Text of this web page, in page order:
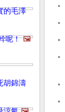
的毛澤
呢！ 🖼️
胡錦濤